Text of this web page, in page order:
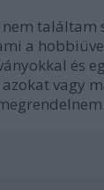
nem találtam
a
és
vagy